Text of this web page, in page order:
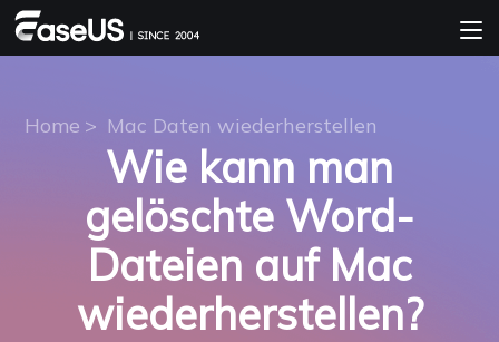
Home > Mac Daten wiederherstellen
Wie kann man
gelöschte Word-
Dateien auf Mac
wiederherstellen?